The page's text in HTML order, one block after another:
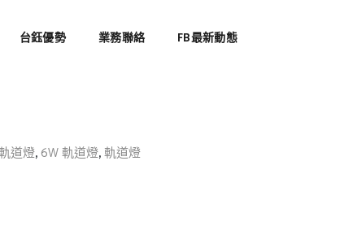
台鈺優勢 業務聯絡 FB最新動態
道燈, 6W 軌道燈,軌道燈